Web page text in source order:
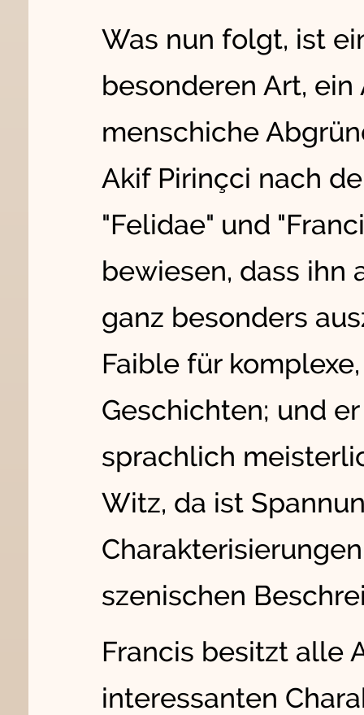
Was nun folgt, ist
besonderen Art,
menschiche
Akif Pirinçci nach
"Felidae" und
bewiesen, dass ihn
ganz besonders
Faible für
Geschichten; und
sprachlich
Witz, da ist
szenischen
Francis besitzt alle
interessanten